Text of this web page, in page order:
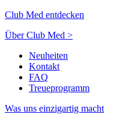
Club Med entdecken
Über Club Med >
Neuheiten
Kontakt
FAQ
Treueprogramm
Was uns einzigartig macht